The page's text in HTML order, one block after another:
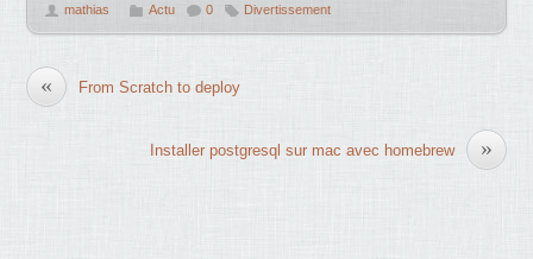
mathias Actu 0 Divertissement
« From Scratch to deploy
»
Installer postgresql sur mac avec homebrew